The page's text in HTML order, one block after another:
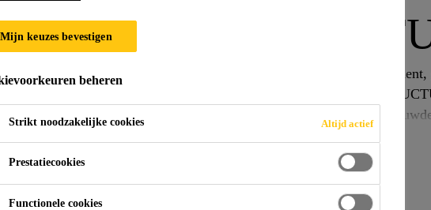
THORO®
THORO STRUCTURITE R4 is samengesteld uit Portland cement, geselecteerd zand, vezels en een
poeder-polymeer. Aangemaakt met water vormt THORO STRUCTURITE R4 een
polymeer gemodificeerde reparatiemortel. Een speciaal
aanbeveling voor mortels, volgens EN1504-3 norm.
Lees meer +
Duurzaam
Mijn keuzes bevestigen
beheren
Strikt noodzakelijke cookies Altijd actief
Prestatiecookies
Functionele cookies